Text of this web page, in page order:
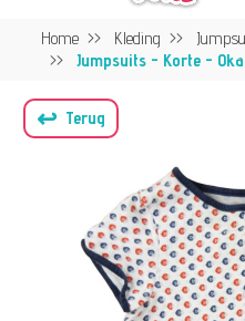
Home Kleding
Jumpsuits - Korte -
↩ Terug